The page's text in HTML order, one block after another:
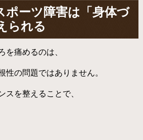
ポーツ障害は「身体づ
られる
を痛めるのは、
性の問題ではありません。
スを整えることで、